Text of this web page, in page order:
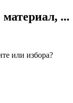
...
или избора?